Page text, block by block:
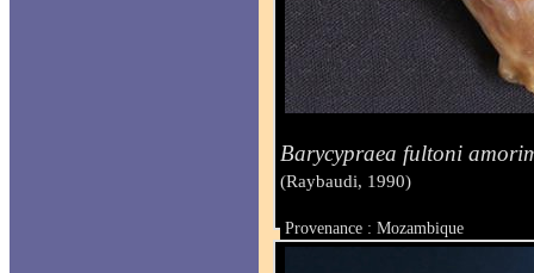
Barycypraea fultoni
(Raybaudi, 1990)
Provenance : Mozambique
Taille : 79.3 mm